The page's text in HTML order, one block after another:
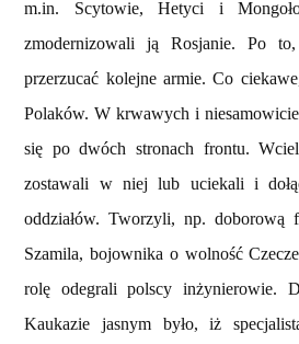
m.in. Scytowie, Hetyci i
zmodernizowali ją Rosjanie. Po
przerzucać kolejne armie. Co
Polaków. W krwawych i
się po dwóch stronach frontu.
zostawali w niej lub uciekali i
oddziałów. Tworzyli, np. doborową
Szamila, bojownika o wolność
rolę odegrali polscy inżynierowie.
Kaukazie jasnym było, iż